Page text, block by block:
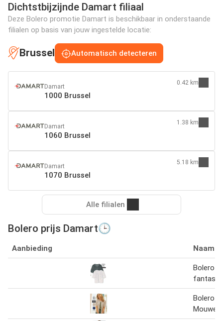
Dichtstbijzijnde Damart filiaal
Deze Bolero promotie Damart is beschikbaar in onderstaande
filialen op basis van jouw ingestelde locatie:
Brussel Automatisch detecteren
Damart
1000 Brussel
0.42 km
Damart
1060 Brussel
1.38 km
Damart
1070 Brussel
5.18 km
Alle filialen
Bolero prijs Damart🕒
Aanbieding Naam
Bolero in
Bolero
Mouwen